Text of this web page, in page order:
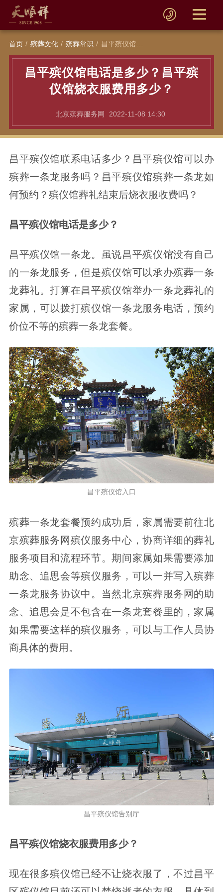
首页 殡葬文化 殡葬常识 昌平殡仪馆电话是多少？昌平殡仪馆烧衣服费用多少？
昌平殡仪馆电话是多少？昌平殡
仪馆烧衣服费用多少？
北京殡葬服务网 2022-11-08 14:30
昌平殡仪馆联系电话多少？昌平殡仪馆可以办
殡葬一条龙服务吗？昌平殡仪馆殡葬一条龙如
何预约？殡仪馆葬礼结束后烧衣服收费吗？
昌平殡仪馆电话是多少？
昌平殡仪馆一条龙。虽说昌平殡仪馆没有自己
的一条龙服务，但是殡仪馆可以承办殡葬一条
龙葬礼。打算在昌平殡仪馆举办一条龙葬礼的
家属，可以拨打殡仪馆一条龙服务电话，预约
价位不等的殡葬一条龙套餐。
昌平殡仪馆入口
殡葬一条龙套餐预约成功后，家属需要前往北
京殡葬服务网殡仪服务中心，协商详细的葬礼
服务项目和流程环节。期间家属如果需要添加
助念、追思会等殡仪服务，可以一并写入殡葬
一条龙服务协议中。当然北京殡葬服务网的助
念、追思会是不包含在一条龙套餐里的，家属
如果需要这样的殡仪服务，可以与工作人员协
商具体的费用。
昌平殡仪馆告别厅
昌平殡仪馆烧衣服费用多少？
现在很多殡仪馆已经不让烧衣服了，不过昌平